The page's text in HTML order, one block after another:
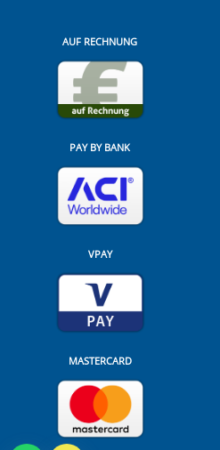
AUF RECHNUNG
PAY BY BANK
VPAY
MASTERCARD